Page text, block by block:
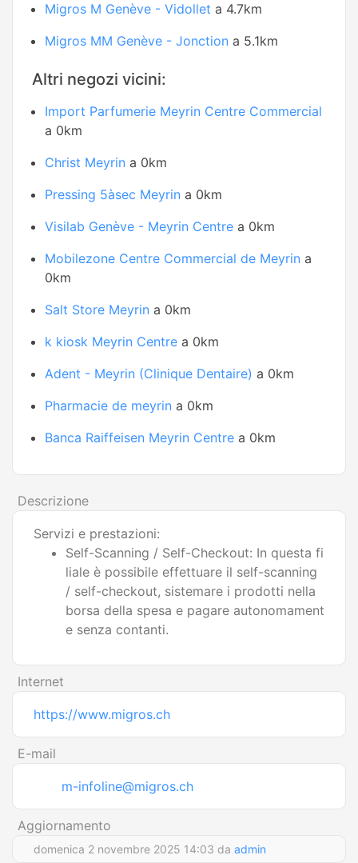
Migros M Genève - Vidollet a 4.7km
Migros MM Genève - Jonction a 5.1km
Altri negozi vicini:
Import Parfumerie Meyrin Centre Commercial
a 0km
Christ Meyrin a 0km
Pressing 5àsec Meyrin a 0km
Visilab Genève - Meyrin Centre a 0km
Mobilezone Centre Commercial de Meyrin a
0km
Salt Store Meyrin a 0km
k kiosk Meyrin Centre a 0km
Adent - Meyrin (Clinique Dentaire) a 0km
Pharmacie de meyrin a 0km
Banca Raiffeisen Meyrin Centre a 0km
Descrizione
Servizi e prestazioni:
Self-Scanning / Self-Checkout: In questa fi
liale è possibile effettuare il self-scanning
/ self-checkout, sistemare i prodotti nella
borsa della spesa e pagare autonomament
e senza contanti.
Internet
https://www.migros.ch
E-mail
m-infoline@migros.ch
Aggiornamento
domenica 2 novembre 2025 14:03 da admin